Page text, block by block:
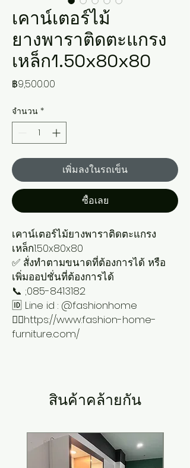
เคาน์เตอร์ไม้
ยางพาราติดตะแกรง
เหล็ก1.50x80x80
฿9,500.00
จำนวน *
เพิ่มลงในรถเข็น
ซื้อเลย
เคาน์เตอร์ไม้ยางพาราติดตะแกรง
เหล็ก1.50x80x80
✅ สั่งทำตามขนาดที่ต้องการได้ หรือ
เพิ่มออปชั่นที่ต้องการได้
📞 ;085-8413182
🆔 Line id : @fashionhome
👉🏻https://www.fashion-home-
furniture.com/
สินค้าคล้ายกัน